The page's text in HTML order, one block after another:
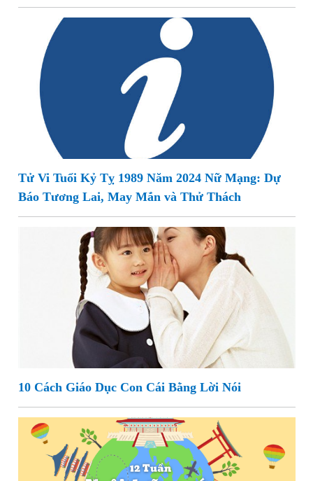
Tử Vi Tuổi Kỷ Tỵ 1989 Năm 2024 Nữ Mạng: Dự
Báo Tương Lai, May Mắn và Thử Thách
10 Cách Giáo Dục Con Cái Bằng Lời Nói